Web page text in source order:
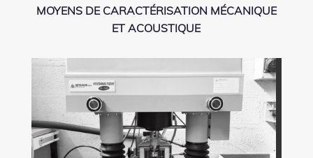
MOYENS DE CARACTÉRISATION MÉCANIQUE
ET ACOUSTIQUE